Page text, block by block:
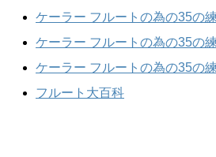
ケーラー フルートの為の35の
ケーラー フルートの為の35の
ケーラー フルートの為の35の
フルート大百科